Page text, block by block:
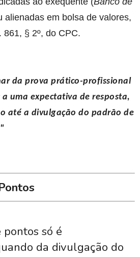
alienadas em bolsa de valores,
§ 2º, do CPC.
da prova prático-profissional
uma expectativa de resposta,
até a divulgação do padrão de
só é
da divulgação do